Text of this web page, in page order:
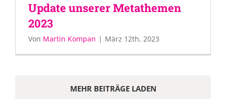
Update unserer Metathemen
2023
Von Martin Kompan | März 12th, 2023
MEHR BEITRÄGE LADEN